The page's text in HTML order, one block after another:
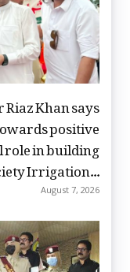
Khan says
positive
role in building
Irrigation...
August 7, 2026